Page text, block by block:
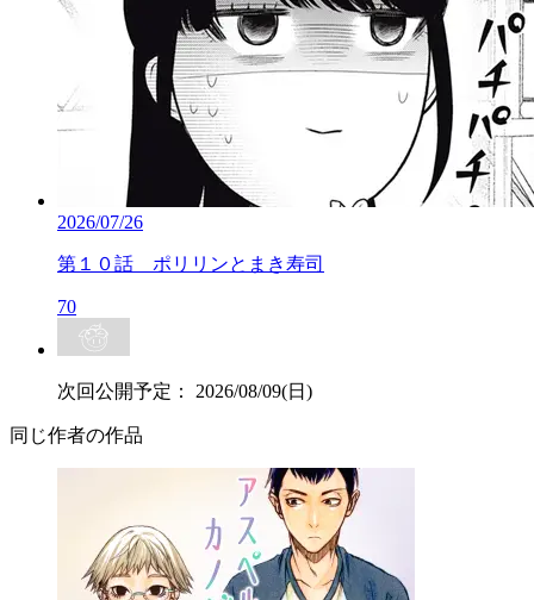
2026/07/26
第１０話 ポリリンとまき寿司
70
次回公開予定： 2026/08/09(日)
同じ作者の作品